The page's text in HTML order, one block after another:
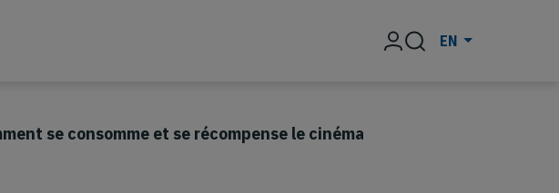
EN
se consomme et se récompense le cinéma